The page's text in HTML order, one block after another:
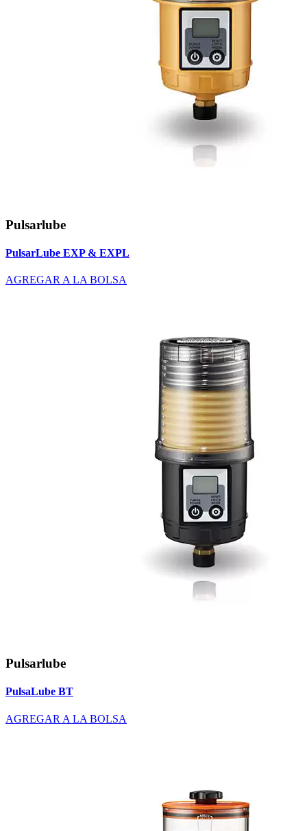
Pulsarlube
PulsarLube EXP & EXPL
AGREGAR A LA BOLSA
Pulsarlube
PulsaLube BT
AGREGAR A LA BOLSA